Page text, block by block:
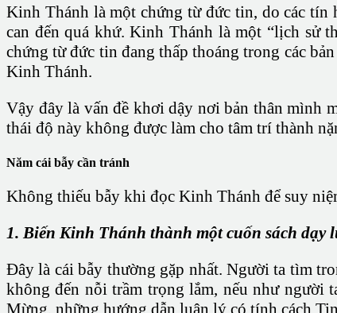
Kinh Thánh là một chứng từ đức tin, do các tín
can đến quá khứ. Kinh Thánh là một “lịch sử
chứng từ đức tin đang thấp thoáng trong các
Kinh Thánh.
Vậy đây là vấn đề khơi dậy nơi bản thân mình
thái độ này không được làm cho tâm trí thành
Năm cái bẫy cần tránh
Không thiếu bẫy khi đọc Kinh Thánh để suy
1. Biến Kinh Thánh thành một cuốn sách dạy
Đây là cái bẫy thường gặp nhất. Người ta tìm
không đến nỗi trầm trọng lắm, nếu như
Mừng, những hướng dẫn luân lý có tính cách